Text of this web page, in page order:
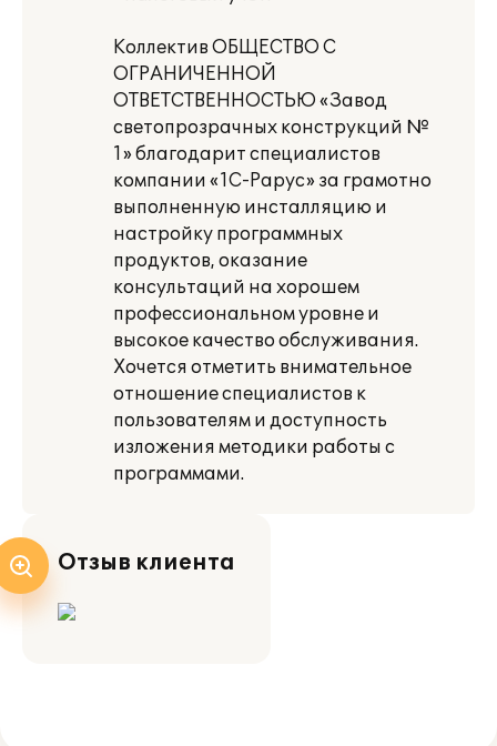
Коллектив ОБЩЕСТВО С
ОГРАНИЧЕННОЙ
ОТВЕТСТВЕННОСТЬЮ «Завод
светопрозрачных конструкций №
1» благодарит специалистов
компании «1С-Рарус» за грамотно
выполненную инсталляцию и
настройку программных
продуктов, оказание
консультаций на хорошем
профессиональном уровне и
высокое качество обслуживания.
Хочется отметить внимательное
отношение специалистов к
пользователям и доступность
изложения методики работы с
программами.
Отзыв клиента